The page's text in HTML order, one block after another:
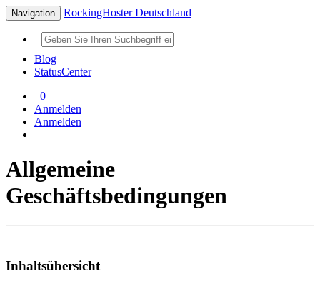
Navigation RockingHoster Deutschland
Blog
StatusCenter
0
Anmelden
Anmelden
Allgemeine
Geschäftsbedingungen
Inhaltsübersicht